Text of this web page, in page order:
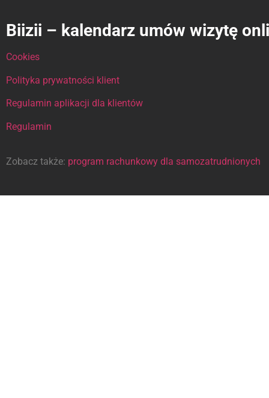
Biizii – kalendarz umów wizytę
Cookies
Polityka prywatności klient
Regulamin aplikacji dla klientów
Regulamin
Zobacz także: program rachunkowy dla samozatrudnionych